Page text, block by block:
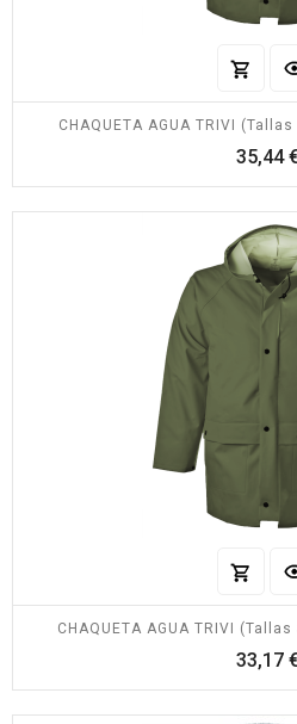
CHAQUETA AGUA TRIVI
35,44
CHAQUETA AGUA TRIVI (Tallas
33,17